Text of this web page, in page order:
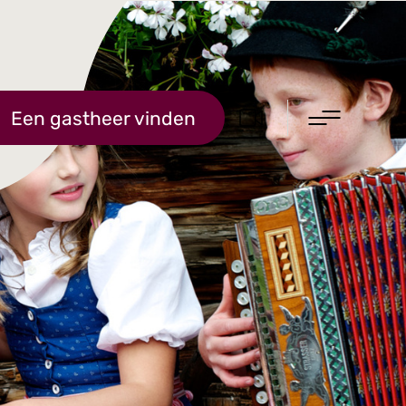
Een gastheer vinden